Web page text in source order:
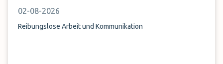
02-08-2026
Reibungslose Arbeit und Kommunikation